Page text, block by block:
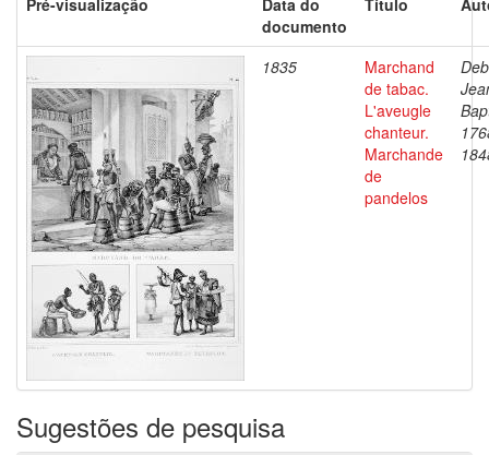
Pré-visualização
Data do
documento
Título
1835
Marchand
de tabac.
L'aveugle
chanteur.
Marchande
de
pandelos
Sugestões de pesquisa